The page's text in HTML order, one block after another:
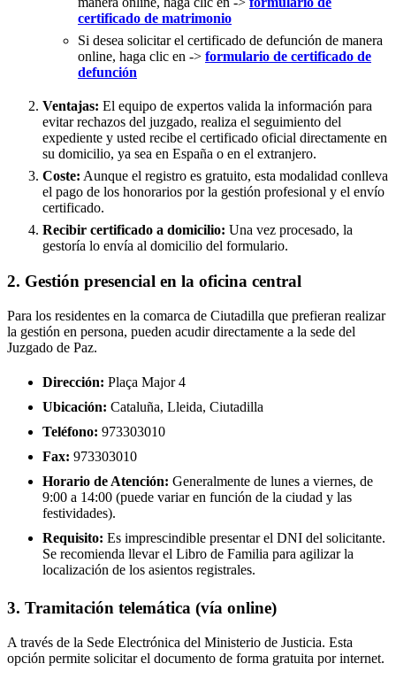
certificado de matrimonio
Si desea solicitar el certificado de defunción de manera
online, haga clic en -> formulario de certificado de
defunción
Ventajas: El equipo de expertos valida la información para
evitar rechazos del juzgado, realiza el seguimiento del
expediente y usted recibe el certificado oficial directamente en
su domicilio, ya sea en España o en el extranjero.
Coste: Aunque el registro es gratuito, esta modalidad conlleva
el pago de los honorarios por la gestión profesional y el envío
certificado.
Recibir certificado a domicilio: Una vez procesado, la
gestoría lo envía al domicilio del formulario.
2. Gestión presencial en la oficina central
Para los residentes en la comarca de Ciutadilla que prefieran realizar
la gestión en persona, pueden acudir directamente a la sede del
Juzgado de Paz.
Dirección: Plaça Major 4
Ubicación: Cataluña, Lleida, Ciutadilla
Teléfono: 973303010
Fax: 973303010
Horario de Atención: Generalmente de lunes a viernes, de
9:00 a 14:00 (puede variar en función de la ciudad y las
festividades).
Requisito: Es imprescindible presentar el DNI del solicitante.
Se recomienda llevar el Libro de Familia para agilizar la
localización de los asientos registrales.
3. Tramitación telemática (vía online)
A través de la Sede Electrónica del Ministerio de Justicia. Esta
opción permite solicitar el documento de forma gratuita por internet.